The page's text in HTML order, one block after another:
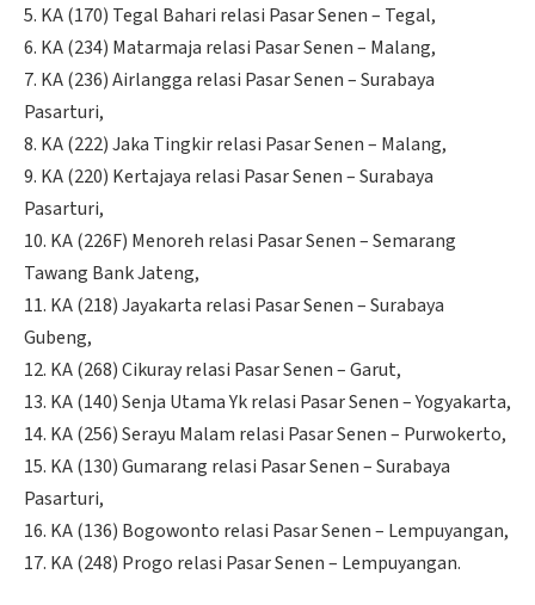
5. KA (170) Tegal Bahari relasi Pasar Senen – Tegal,
6. KA (234) Matarmaja relasi Pasar Senen – Malang,
7. KA (236) Airlangga relasi Pasar Senen – Surabaya
Pasarturi,
8. KA (222) Jaka Tingkir relasi Pasar Senen – Malang,
9. KA (220) Kertajaya relasi Pasar Senen – Surabaya
Pasarturi,
10. KA (226F) Menoreh relasi Pasar Senen – Semarang
Tawang Bank Jateng,
11. KA (218) Jayakarta relasi Pasar Senen – Surabaya
Gubeng,
12. KA (268) Cikuray relasi Pasar Senen – Garut,
13. KA (140) Senja Utama Yk relasi Pasar Senen – Yogyakarta,
14. KA (256) Serayu Malam relasi Pasar Senen – Purwokerto,
15. KA (130) Gumarang relasi Pasar Senen – Surabaya
Pasarturi,
16. KA (136) Bogowonto relasi Pasar Senen – Lempuyangan,
17. KA (248) Progo relasi Pasar Senen – Lempuyangan.